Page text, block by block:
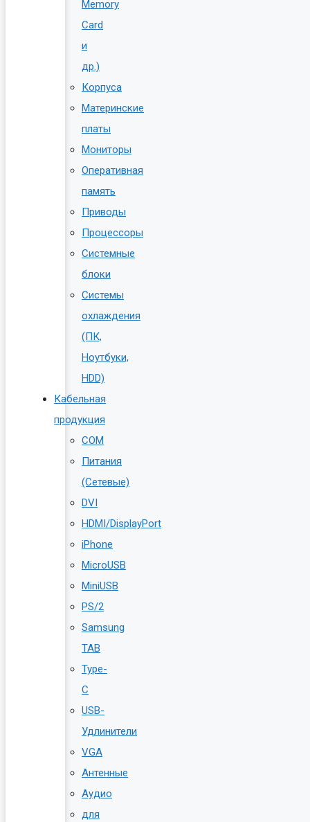
Memory
Card
и
др.)
Корпуса
Материнские
платы
Мониторы
Оперативная
память
Приводы
Процессоры
Системные
блоки
Системы
охлаждения
(ПК,
Ноутбуки,
HDD)
Кабельная
продукция
COM
Питания
(Сетевые)
DVI
HDMI/DisplayPort
iPhone
MicroUSB
MiniUSB
PS/2
Samsung
TAB
Type-
C
USB-
Удлинители
VGA
Антенные
Аудио
для